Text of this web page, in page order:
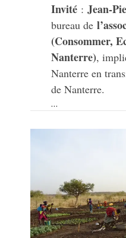
Invité: Jean-
bureau de
(Consommer,
Nanterre),
Nanterre en
de Nanterre.
…